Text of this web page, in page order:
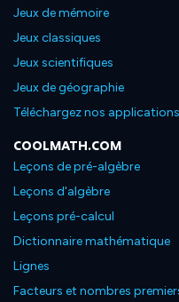
Jeux de mémoire
Jeux classiques
Jeux scientifiques
Jeux de géographie
Téléchargez nos applications
COOLMATH.COM
Leçons de pré-algèbre
Leçons d'algèbre
Leçons pré-calcul
Dictionnaire mathématique
Lignes
Facteurs et nombres